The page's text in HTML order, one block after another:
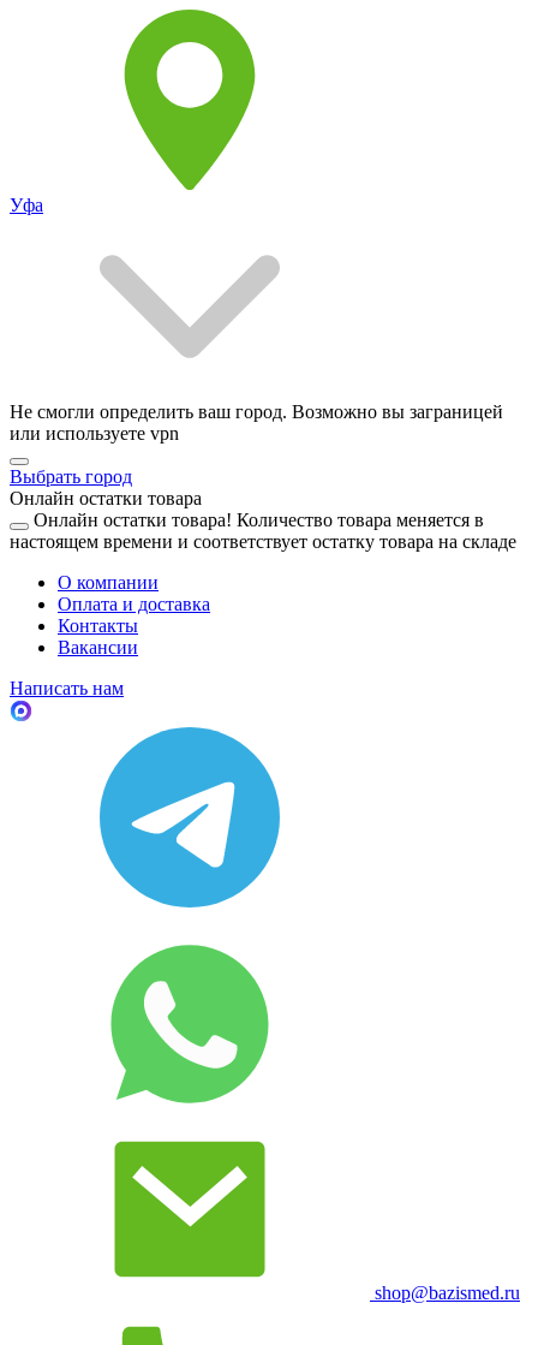
Уфа
Не смогли определить ваш город. Возможно вы заграницей
или используете vpn
Выбрать город
Онлайн остатки товара
Онлайн остатки товара! Количество товара меняется в
настоящем времени и соответствует остатку товара на складе
О компании
Оплата и доставка
Контакты
Вакансии
Написать нам
shop@bazismed.ru